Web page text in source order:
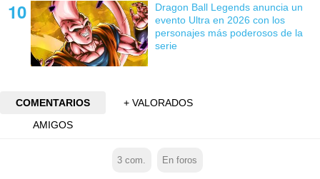
Dragon Ball Legends anuncia un
evento Ultra en 2026 con los
personajes más poderosos de la
serie
COMENTARIOS
+ VALORADOS
AMIGOS
3 com. En foros